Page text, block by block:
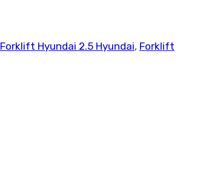
Forklift Hyundai 2.5 Hyundai, Forklift